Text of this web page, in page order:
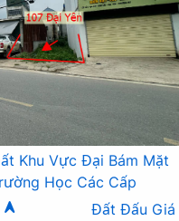
Khu Vực Đại Bám Mặt
Học Các Cấp
Đất Đấu Giá